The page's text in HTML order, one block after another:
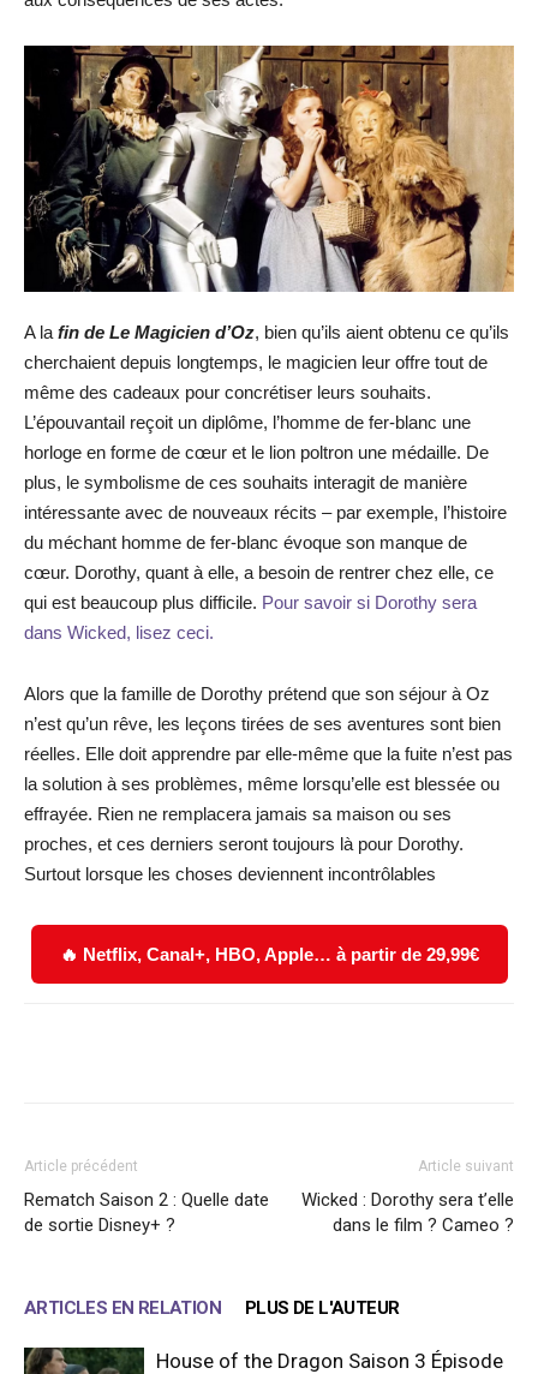
A la fin de Le Magicien d’Oz, bien qu’ils aient obtenu ce qu’ils
cherchaient depuis longtemps, le magicien leur offre tout de
même des cadeaux pour concrétiser leurs souhaits.
L’épouvantail reçoit un diplôme, l’homme de fer-blanc une
horloge en forme de cœur et le lion poltron une médaille. De
plus, le symbolisme de ces souhaits interagit de manière
intéressante avec de nouveaux récits – par exemple, l’histoire
du méchant homme de fer-blanc évoque son manque de
cœur. Dorothy, quant à elle, a besoin de rentrer chez elle, ce
qui est beaucoup plus difficile. Pour savoir si Dorothy sera
dans Wicked, lisez ceci.
Alors que la famille de Dorothy prétend que son séjour à Oz
n’est qu’un rêve, les leçons tirées de ses aventures sont bien
réelles. Elle doit apprendre par elle-même que la fuite n’est pas
la solution à ses problèmes, même lorsqu’elle est blessée ou
effrayée. Rien ne remplacera jamais sa maison ou ses
proches, et ces derniers seront toujours là pour Dorothy.
Surtout lorsque les choses deviennent incontrôlables
🔥 Netflix, Canal+, HBO, Apple… à partir de 29,99€
Article précédent
Rematch Saison 2 : Quelle date
de sortie Disney+ ?
Article suivant
Wicked : Dorothy sera t’elle
dans le film ? Cameo ?
ARTICLES EN RELATION PLUS DE L'AUTEUR
House of the Dragon Saison 3 Épisode